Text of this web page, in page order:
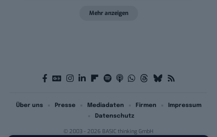
Mehr anzeigen
© 2003 - 2026 BASIC thinking GmbH
Über uns Presse Mediadaten Firmen
Impressum
Datenschutz